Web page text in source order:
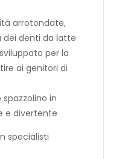
arrotondate,
dei denti da latte
per la
ai genitori di
in
e divertente
specialisti